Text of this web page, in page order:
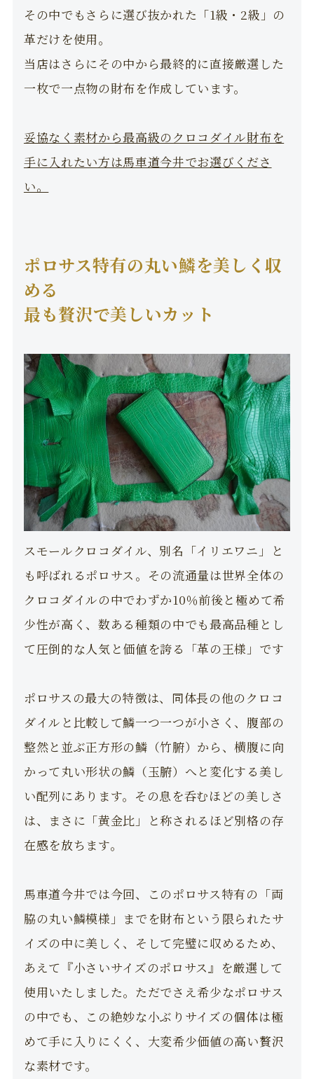
その中でもさらに選び抜かれた「1級・2級」の
革だけを使用。
当店はさらにその中から最終的に直接厳選した
一枚で一点物の財布を作成しています。
妥協なく素材から最高級のクロコダイル財布を
手に入れたい方は馬車道今井でお選びくださ
い。
ポロサス特有の丸い鱗を美しく収
める
最も贅沢で美しいカット
スモールクロコダイル、別名「イリエワニ」と
も呼ばれるポロサス。その流通量は世界全体の
クロコダイルの中でわずか10％前後と極めて希
少性が高く、数ある種類の中でも最高品種とし
て圧倒的な人気と価値を誇る「革の王様」です
ポロサスの最大の特徴は、同体長の他のクロコ
ダイルと比較して鱗一つ一つが小さく、腹部の
整然と並ぶ正方形の鱗（竹腑）から、横腹に向
かって丸い形状の鱗（玉腑）へと変化する美し
い配列にあります。その息を呑むほどの美しさ
は、まさに「黄金比」と称されるほど別格の存
在感を放ちます。
馬車道今井では今回、このポロサス特有の「両
脇の丸い鱗模様」までを財布という限られたサ
イズの中に美しく、そして完璧に収めるため、
あえて『小さいサイズのポロサス』を厳選して
使用いたしました。ただでさえ希少なポロサス
の中でも、この絶妙な小ぶりサイズの個体は極
めて手に入りにくく、大変希少価値の高い贅沢
な素材です。